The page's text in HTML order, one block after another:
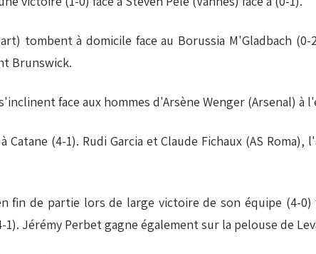
tombent à domicile face au Borussia M'Gladbach
Brunswick.
face aux hommes d'Arsène Wenger (Arsenal) à
(4-1). Rudi Garcia et Claude Fichaux (AS
fin de partie lors de large victoire de son équipe (4-
Jérémy Perbet gagne également sur la pelouse de